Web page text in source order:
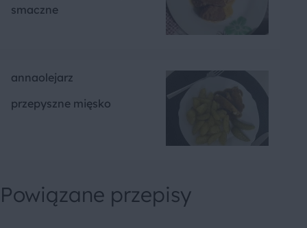
smaczne
annaolejarz
przepyszne mięsko
Powiązane przepisy